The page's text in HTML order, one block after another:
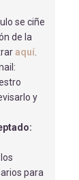
DE
se ciñe
de la
aquí
y
para